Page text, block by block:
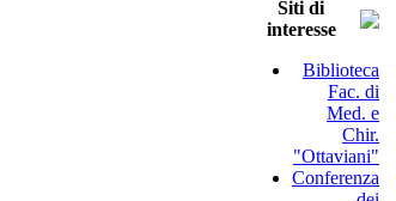
Siti di
interesse
Biblioteca
Fac. di
Med. e
Chir.
"Ottaviani"
Conferenza